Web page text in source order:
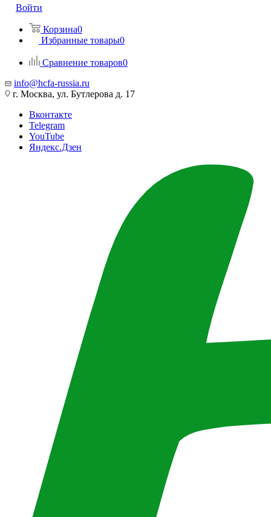
Войти
Корзина0
Избранные товары0
Сравнение товаров0
info@hcfa-russia.ru
г. Москва, ул. Бутлерова д. 17
Вконтакте
Telegram
YouTube
Яндекс.Дзен